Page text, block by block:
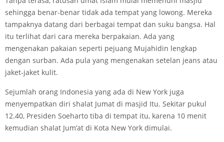
sehingga benar-benar tidak ada tempat yang lowong. Mereka
tampaknya datang dari berbagai tempat dan suku bangsa. Hal
itu terlihat dari cara mereka berpakaian. Ada yang
mengenakan pakaian seperti pejuang Mujahidin lengkap
dengan surban. Ada pula yang mengenakan setelan jeans atau
jaket-jaket kulit.
Sejumlah orang Indonesia yang ada di New York juga
menyempatkan diri shalat Jumat di masjid Itu. Sekitar pukul
12.40, Presiden Soeharto tiba di tempat itu, karena 10 menit
kemudian shalat Jum’at di Kota New York dimulai.